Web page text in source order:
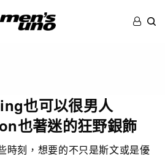
也可以很男人
也著迷的狂野銀飾
時刻，想要的不只是斯文或是優